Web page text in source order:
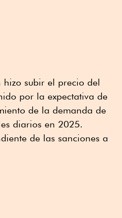
hizo subir el precio del
por la expectativa de
de la demanda de
diarios en 2025.
de las sanciones a